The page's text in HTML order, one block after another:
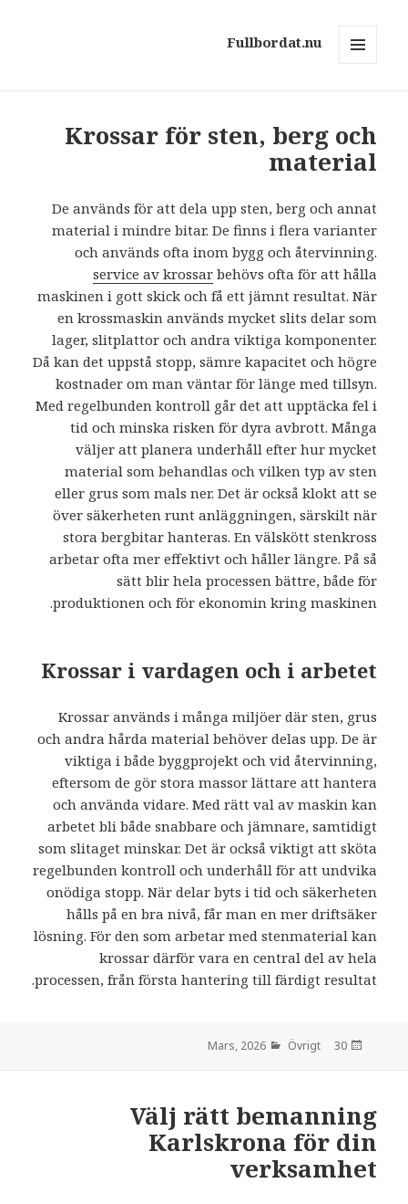
Fullbordat.nu
Krossar för sten, berg och
material
De används för att dela upp sten, berg och annat
material i mindre bitar. De finns i flera varianter
och används ofta inom bygg och återvinning.
service av krossarbehövs ofta för att hålla
maskinen i gott skick och få ett jämnt resultat. När
en krossmaskin används mycket slits delar som
lager, slitplattor och andra viktiga komponenter.
Då kan det uppstå stopp, sämre kapacitet och högre
kostnader om man väntar för länge med tillsyn.
Med regelbunden kontroll går det att upptäcka fel i
tid och minska risken för dyra avbrott. Många
väljer att planera underhåll efter hur mycket
material som behandlas och vilken typ av sten
eller grus som mals ner. Det är också klokt att se
över säkerheten runt anläggningen, särskilt när
stora bergbitar hanteras. En välskött stenkross
arbetar ofta mer effektivt och håller längre. På så
sätt blir hela processen bättre, både för
produktionen och för ekonomin kring maskinen.
Krossar i vardagen och i arbetet
Krossar används i många miljöer där sten, grus
och andra hårda material behöver delas upp. De är
viktiga i både byggprojekt och vid återvinning,
eftersom de gör stora massor lättare att hantera
och använda vidare. Med rätt val av maskin kan
arbetet bli både snabbare och jämnare, samtidigt
som slitaget minskar. Det är också viktigt att sköta
regelbunden kontroll och underhåll för att undvika
onödiga stopp. När delar byts i tid och säkerheten
hålls på en bra nivå, får man en mer driftsäker
lösning. För den som arbetar med stenmaterial kan
krossar därför vara en central del av hela
processen, från första hantering till färdigt resultat.
den
30 Mars, 2026
Övrigt
Välj rätt bemanning
Karlskrona för din
verksamhet